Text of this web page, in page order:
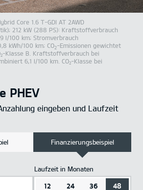
PHEV
eingeben und Laufzeit
Finanzierungsbeispiel
Laufzeit in Monaten
12 24 36 48
Core 1.6 T-GDI AT 2AWD
; 212 kW (288 PS): Kraftstoffverbrauch
l/100 km; Stromverbrauch
kWh/100 km; CO2-Emissionen gewichtet
2-Klasse B. Kraftstoffverbrauch bei
6,1 l/100 km. CO2-Klasse bei